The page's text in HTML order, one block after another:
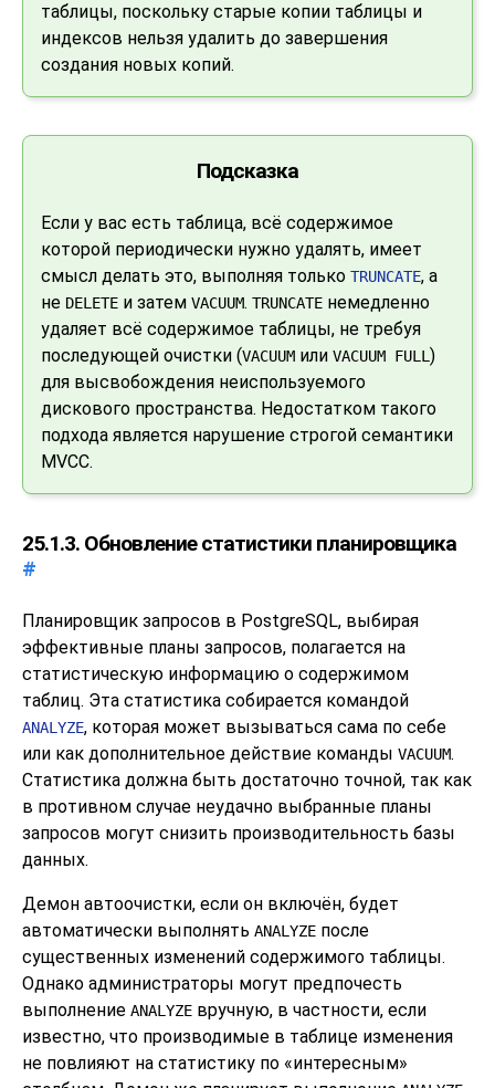
таблицы, поскольку старые копии таблицы и
индексов нельзя удалить до завершения
создания новых копий.
Подсказка
Если у вас есть таблица, всё содержимое
которой периодически нужно удалять, имеет
смысл делать это, выполняя только TRUNCATE, а
не DELETE и затем VACUUM. TRUNCATE немедленно
удаляет всё содержимое таблицы, не требуя
последующей очистки (VACUUM или VACUUM FULL )
для высвобождения неиспользуемого
дискового пространства. Недостатком такого
подхода является нарушение строгой семантики
MVCC.
25.1.3. Обновление статистики планировщика
#
Планировщик запросов в PostgreSQL, выбирая
эффективные планы запросов, полагается на
статистическую информацию о содержимом
таблиц. Эта статистика собирается командой
ANALYZE, которая может вызываться сама по себе
или как дополнительное действие команды VACUUM.
Статистика должна быть достаточно точной, так как
в противном случае неудачно выбранные планы
запросов могут снизить производительность базы
данных.
Демон автоочистки, если он включён, будет
автоматически выполнять ANALYZE после
существенных изменений содержимого таблицы.
Однако администраторы могут предпочесть
выполнение ANALYZE вручную, в частности, если
известно, что производимые в таблице изменения
не повлияют на статистику по «интересным»